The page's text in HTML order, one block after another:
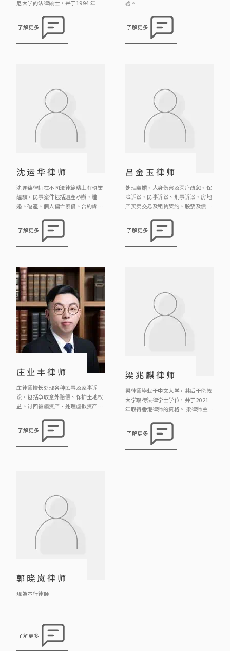
尼大学的法律硕士，并于1994 年取
1996年取得香港律师的资格。
宋卫德律师于2009年成为中国委托
了解更多
验。
注于处理各类刑事案件、民事事务及
诉讼事宜。其工作范畴广泛，涵盖婚
姻、遗产、合约、信托、商业纠纷、
了解更多
沈运华律师
沈運華律師在不同法律範疇上有執業
經驗，民事案件包括遺產承辦、離
婚、破產、個人傷亡索償、合約訴
括盜竊、性罪行/窺淫罪、刑事恐
嚇、普通襲擊/傷人罪、虐兒、妨礙
公務罪、欺詐罪、虛報資產/虛假文
工與法律」科兼職導師，他曾擔任建
築物上訴審裁小組成員及任職區議
員，經常於社區舉辦義務法律諮詢
[…]
了解更多
吕金玉律师
处理离婚、人身伤害及医疗疏忽、保
险诉讼、民事诉讼、刑事诉讼、房地
产买卖交易及租赁契约、股票及债权
理等法律事务。
了解更多
庄业丰律师
庄律师擅长处理各种民事及家事诉
讼，包括争取意外赔偿、保护土地权
益、讨回被骗资产、处理虚拟资产、
赡养费等等。庄律师相信采取在诉讼
过程中，最佳策略是「不战而屈人之
兵」，因此大部分客人都能避免要走
了解更多
梁兆麒律师
梁律师毕业于中文大学，其后于伦敦
大学取得法律学士学位，并于2021
年取得香港律师的资格。 梁律师主要
办等案件，亦曾处理及协助办理刑事
诉讼、工伤索偿及人身伤害诉讼等案
件。 梁律师十分关注法律科技的发
了解更多
郭晓岚律师
現為本行律師
了解更多